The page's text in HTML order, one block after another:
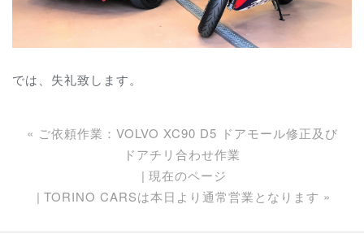
では、失礼致します。
« ご依頼作業：VOLVO XC90 D5 ドアモール修正及び
ドアチリ合わせ作業
現在のページ
TORINO CARSは本日より通常営業となります »